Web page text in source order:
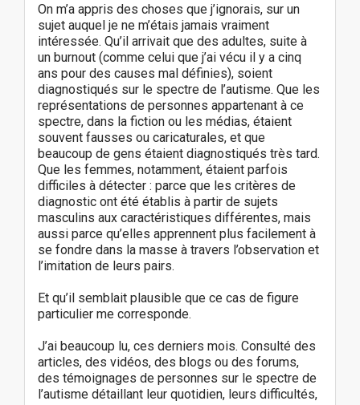
On m’a appris des choses que j’ignorais, sur un
sujet auquel je ne m’étais jamais vraiment
intéressée. Qu’il arrivait que des adultes, suite à
un burnout (comme celui que j’ai vécu il y a cinq
ans pour des causes mal définies), soient
diagnostiqués sur le spectre de l’autisme. Que les
représentations de personnes appartenant à ce
spectre, dans la fiction ou les médias, étaient
souvent fausses ou caricaturales, et que
beaucoup de gens étaient diagnostiqués très tard.
Que les femmes, notamment, étaient parfois
difficiles à détecter : parce que les critères de
diagnostic ont été établis à partir de sujets
masculins aux caractéristiques différentes, mais
aussi parce qu’elles apprennent plus facilement à
se fondre dans la masse à travers l’observation et
l’imitation de leurs pairs.
Et qu’il semblait plausible que ce cas de figure
particulier me corresponde.
J’ai beaucoup lu, ces derniers mois. Consulté des
articles, des vidéos, des blogs ou des forums,
des témoignages de personnes sur le spectre de
l’autisme détaillant leur quotidien, leurs difficultés,